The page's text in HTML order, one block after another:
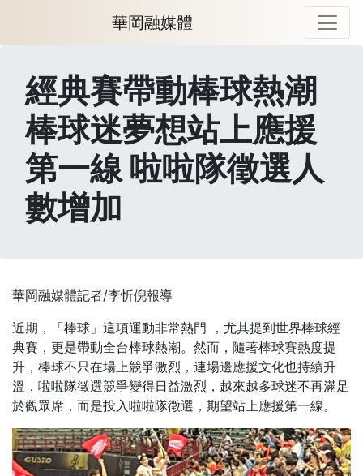
華岡融媒體
經典賽帶動棒球熱潮
棒球迷夢想站上應援
第一線 啦啦隊徵選人
數增加
華岡融媒體記者/李忻倪報導
近期，「棒球」這項運動非常熱門 ，尤其提到世界棒球經
典賽，更是帶動全台棒球熱潮。然而，隨著棒球賽熱度提
升，棒球不只在場上競爭激烈，連場邊應援文化也持續升
溫，啦啦隊徵選競爭變得日益激烈，越來越多球迷不再滿足
於觀眾席，而是投入啦啦隊徵選，期望站上應援第一線。